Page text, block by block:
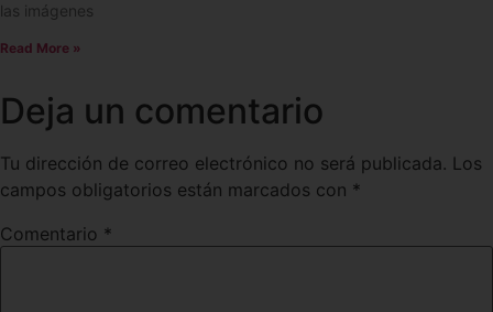
las imágenes
Read More »
Deja un comentario
Tu dirección de correo electrónico no será publicada. Los
campos obligatorios están marcados con *
Comentario *